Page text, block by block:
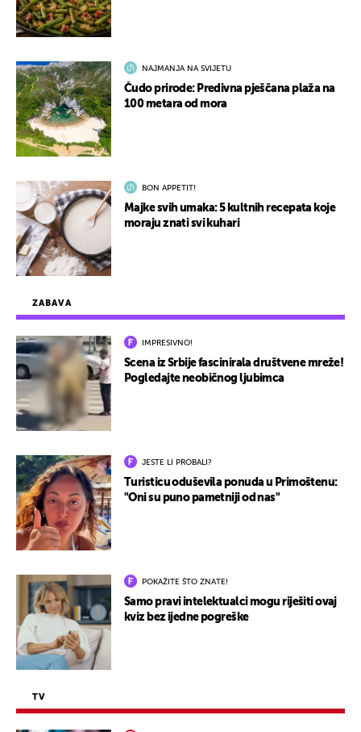
ZABAVA
IMPRESIVNO!
Scena iz Srbije fascinirala društvene mreže!
Pogledajte neobičnog ljubimca
JESTE LI PROBALI?
Turisticu oduševila ponuda u Primoštenu:
"Oni su puno pametniji od nas"
POKAŽITE ŠTO ZNATE!
Samo pravi intelektualci mogu riješiti ovaj
kviz bez ijedne pogreške
TV
NAJMANJA NA SVIJETU
Čudo prirode: Predivna pješčana plaža na
100 metara od mora
BON APPETIT!
Majke svih umaka: 5 kultnih recepata koje
moraju znati svi kuhari